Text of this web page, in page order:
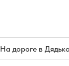
На дороге в